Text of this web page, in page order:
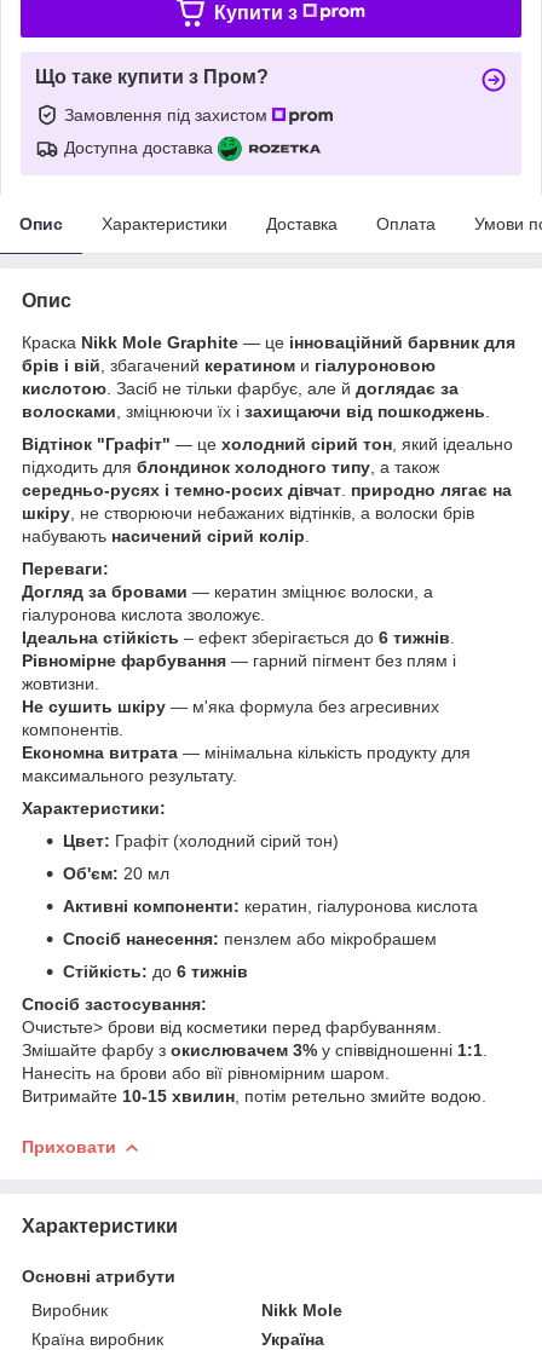
Купити з
Що таке купити з Пром?
Замовлення під захистом
Доступна доставка
Опис Характеристики Доставка Оплата Умови
Опис
Краска Nikk Mole Graphite — це інноваційний барвник для
брів і вій , збагачений кератином и гіалуроновою
кислотою . Засіб не тільки фарбує, але й доглядає за
волосками , зміцнюючи їх і захищаючи від пошкоджень
Відтінок "Графіт" — це холодний сірий тон , який ідеально
підходить для блондинок холодного типу , а також
середньо-русях і темно-росих дівчат природно лягає на
шкіру , не створюючи небажаних відтінків, а волоски брів
набувають насичений сірий колір
Переваги:
Догляд за бровами — кератин зміцнює волоски, а
гіалуронова кислота зволожує.
Ідеальна стійкість – ефект зберігається до 6 тижнів
Рівномірне фарбування — гарний пігмент без плям і
жовтизни.
Не сушить шкіру — м'яка формула без агресивних
компонентів.
Економна витрата — мінімальна кількість продукту для
максимального результату.
Характеристики:
Цвет: Графіт (холодний сірий тон)
Об'єм: 20 мл
Активні компоненти: кератин, гіалуронова кислота
Спосіб нанесення: пензлем або мікробрашем
Стійкість: до 6 тижнів
Спосіб застосування:
Очистьте> брови від косметики перед фарбуванням.
Змішайте фарбу з окислювачем 3% у співвідношенні 1:1
Нанесіть на брови або вії рівномірним шаром.
Витримайте 10-15 хвилин , потім ретельно змийте водою.
Приховати
Характеристики
Основні атрибути
Виробник
Nikk Mole
Країна виробник
Україна